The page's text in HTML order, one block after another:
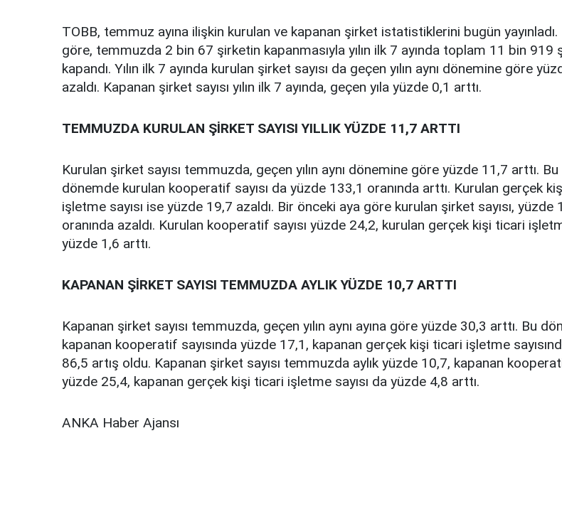
TOBB, temmuz ayına ilişkin kurulan ve kapanan şirket istatistiklerini bugün yayınladı.
göre, temmuzda 2 bin 67 şirketin kapanmasıyla yılın ilk 7 ayında toplam 11 bin 919
kapandı. Yılın ilk 7 ayında kurulan şirket sayısı da geçen yılın aynı dönemine göre
azaldı. Kapanan şirket sayısı yılın ilk 7 ayında, geçen yıla yüzde 0,1 arttı.
TEMMUZDA KURULAN ŞİRKET SAYISI YILLIK YÜZDE 11,7 ARTTI
Kurulan şirket sayısı temmuzda, geçen yılın aynı dönemine göre yüzde 11,7 arttı. Bu
dönemde kurulan kooperatif sayısı da yüzde 133,1 oranında arttı. Kurulan gerçek
işletme sayısı ise yüzde 19,7 azaldı. Bir önceki aya göre kurulan şirket sayısı, yüzde
oranında azaldı. Kurulan kooperatif sayısı yüzde 24,2, kurulan gerçek kişi ticari
yüzde 1,6 arttı.
KAPANAN ŞİRKET SAYISI TEMMUZDA AYLIK YÜZDE 10,7 ARTTI
Kapanan şirket sayısı temmuzda, geçen yılın aynı ayına göre yüzde 30,3 arttı. Bu
kapanan kooperatif sayısında yüzde 17,1, kapanan gerçek kişi ticari işletme
86,5 artış oldu. Kapanan şirket sayısı temmuzda aylık yüzde 10,7, kapanan
yüzde 25,4, kapanan gerçek kişi ticari işletme sayısı da yüzde 4,8 arttı.
ANKA Haber Ajansı